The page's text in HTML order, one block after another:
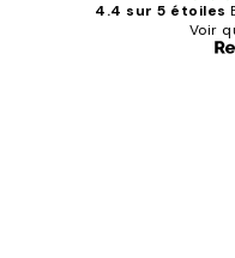
4.4 sur 5 étoiles
Voir